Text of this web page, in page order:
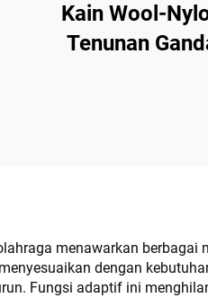
Kain Wool-
Tenunan
menawarkan
dengan
Fungsi adaptif ini